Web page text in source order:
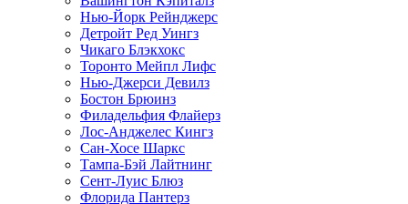
Нью-Йорк Рейнджерс
Детройт Ред Уингз
Чикаго Блэкхокс
Торонто Мейпл Лифс
Нью-Джерси Девилз
Бостон Брюинз
Филадельфия Флайерз
Лос-Анджелес Кингз
Сан-Хосе Шаркс
Тампа-Бэй Лайтнинг
Сент-Луис Блюз
Флорида Пантерз